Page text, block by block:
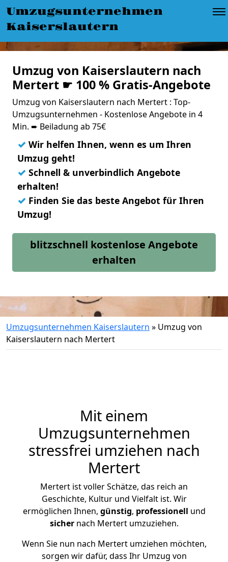
Umzugsunternehmen
Kaiserslautern
Umzug von Kaiserslautern nach
Mertert ☛ 100 % Gratis-Angebote
Umzug von Kaiserslautern nach Mertert : Top-
Umzugsunternehmen - Kostenlose Angebote in 4
Min. ➨ Beiladung ab 75€
✓ Wir helfen Ihnen, wenn es um Ihren
Umzug geht!
✓ Schnell & unverbindlich Angebote
erhalten!
✓ Finden Sie das beste Angebot für Ihren
Umzug!
blitzschnell kostenlose Angebote
erhalten
Umzugsunternehmen Kaiserslautern » Umzug von
Kaiserslautern nach Mertert
Mit einem
Umzugsunternehmen
stressfrei umziehen nach
Mertert
Mertert ist voller Schätze, das reich an
Geschichte, Kultur und Vielfalt ist. Wir
ermöglichen Ihnen, günstig, professionell und
sichernach Mertert umzuziehen.
Wenn Sie nun nach Mertert umziehen möchten,
sorgen wir dafür, dass Ihr Umzug von